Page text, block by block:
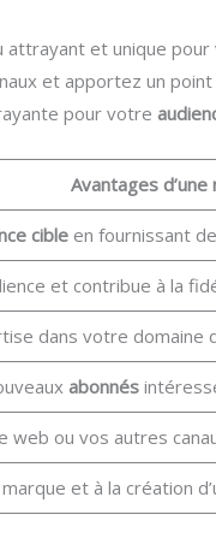
attrayant et unique
et apportez un
pour votre
Avantages
cibleen fournissant
et contribue à la
dans votre domaine
abonnés
ou vos autres
et à la création